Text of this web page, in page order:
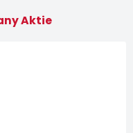
Aktie